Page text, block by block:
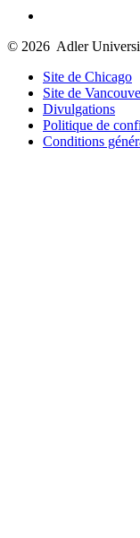
© 2026 Adler
Site de Chicago
Site de
Divulgations
Politique de
Conditions